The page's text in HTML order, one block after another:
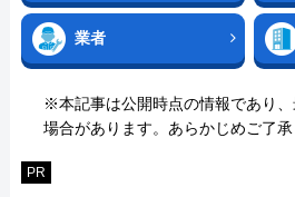
業者
※本記事は公開時点の情報であり
場合があります。あらかじめご了承
PR